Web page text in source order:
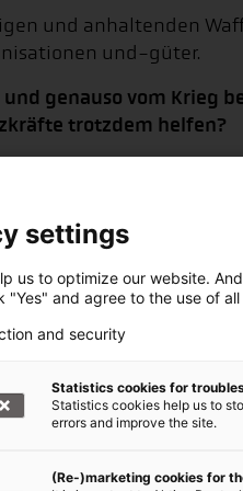
und anhaltenden
und-güter.
genauso vom Krieg
trotzdem helfen?
– leisten primäre
wurden auch die
Seit Beginn des
neue
von
Unterernährung und
sind, geschieht das teils
settings
us to optimize our website.
"Yes" and agree to the use of
and security
Statistics cookies for
Statistics cookies help us to
errors and improve the site.
(Re-)marketing cookies for